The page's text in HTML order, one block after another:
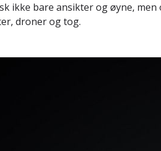
ikke bare ansikter og øyne,
droner og tog.